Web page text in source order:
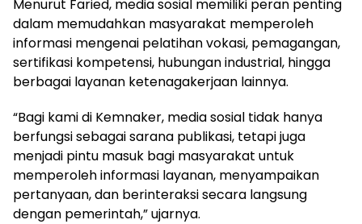
Menurut Faried, media sosial memiliki peran penting
dalam memudahkan masyarakat memperoleh
informasi mengenai pelatihan vokasi, pemagangan,
sertifikasi kompetensi, hubungan industrial, hingga
berbagai layanan ketenagakerjaan lainnya.
“Bagi kami di Kemnaker, media sosial tidak hanya
berfungsi sebagai sarana publikasi, tetapi juga
menjadi pintu masuk bagi masyarakat untuk
memperoleh informasi layanan, menyampaikan
pertanyaan, dan berinteraksi secara langsung
dengan pemerintah,” ujarnya.